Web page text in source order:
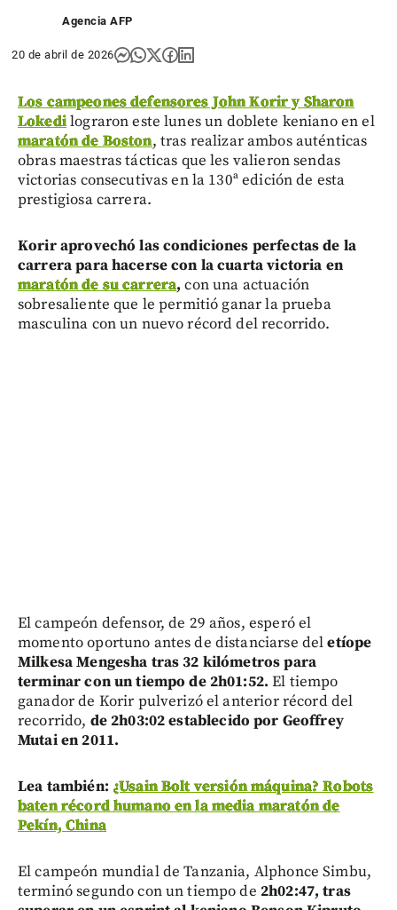
Agencia AFP
20 de abril de 2026
Los campeones defensores John Korir y Sharon
Lokedilograron este lunes un doblete keniano en el
maratón de Boston, tras realizar ambos auténticas
obras maestras tácticas que les valieron sendas
victorias consecutivas en la 130ª edición de esta
prestigiosa carrera.
Korir aprovechó las condiciones perfectas de la
carrera para hacerse con la cuarta victoria en
maratón de su carrera, con una actuación
sobresaliente que le permitió ganar la prueba
masculina con un nuevo récord del recorrido.
El campeón defensor, de 29 años, esperó el
momento oportuno antes de distanciarse deletíope
Milkesa Mengesha tras 32 kilómetros para
terminar con un tiempo de 2h01:52. El tiempo
ganador de Korir pulverizó el anterior récord del
recorrido, de 2h03:02 establecido por Geoffrey
Mutai en 2011.
Lea también: ¿Usain Bolt versión máquina? Robots
baten récord humano en la media maratón de
Pekín, China
El campeón mundial de Tanzania, Alphonce Simbu,
terminó segundo con un tiempo de 2h02:47, tras